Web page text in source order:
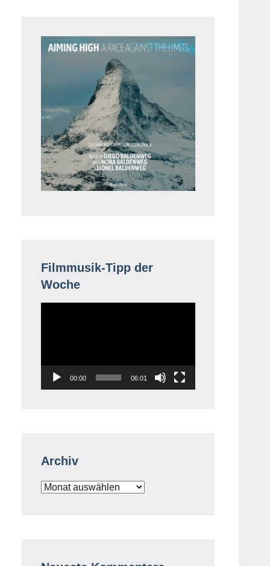
Filmmusik-Tipp der
Woche
00:00 06:01
Archiv
Archiv